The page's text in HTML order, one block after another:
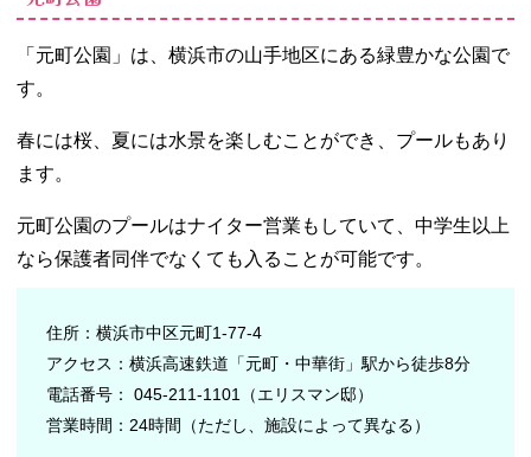
「元町公園」は、横浜市の山手地区にある緑豊かな公園で
す。
春には桜、夏には水景を楽しむことができ、プールもあり
ます。
元町公園のプールはナイター営業もしていて、中学生以上
なら保護者同伴でなくても入ることが可能です。
住所：横浜市中区元町1-77-4
アクセス：横浜高速鉄道「元町・中華街」駅から徒歩8分
電話番号： 045-211-1101（エリスマン邸）
営業時間：24時間（ただし、施設によって異なる）